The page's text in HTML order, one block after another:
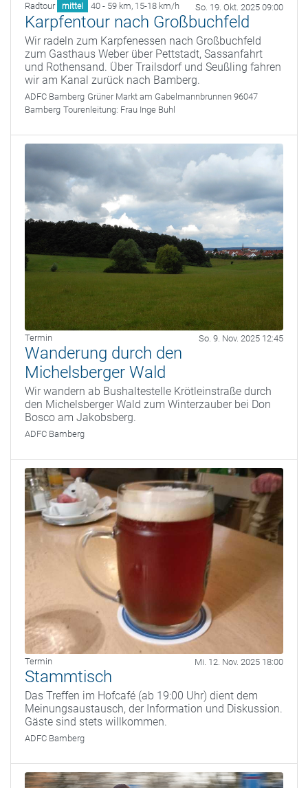
Radtour mittel 40 - 59 km, 15-18 km/h So. 19. Okt. 2025 09:00
Karpfentour nach Großbuchfeld
Wir radeln zum Karpfenessen nach Großbuchfeld
zum Gasthaus Weber über Pettstadt, Sassanfahrt
und Rothensand. Über Trailsdorf und Seußling fahren
wir am Kanal zurück nach Bamberg.
ADFC Bamberg Grüner Markt am Gabelmannbrunnen 96047
Bamberg Tourenleitung: Frau Inge Buhl
Termin So. 9. Nov. 2025 12:45
Wanderung durch den
Michelsberger Wald
Wir wandern ab Bushaltestelle Krötleinstraße durch
den Michelsberger Wald zum Winterzauber bei Don
Bosco am Jakobsberg.
ADFC Bamberg
Termin Mi. 12. Nov. 2025 18:00
Stammtisch
Das Treffen im Hofcafé (ab 19:00 Uhr) dient dem
Meinungsaustausch, der Information und Diskussion.
Gäste sind stets willkommen.
ADFC Bamberg